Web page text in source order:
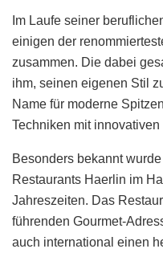
Im Laufe seiner
einigen der
zusammen. Die dabei
ihm, seinen eigenen Stil
Name für moderne
Techniken mit
Besonders bekannt
Restaurants Haerlin im
Jahreszeiten. Das
führenden Gourmet-
auch international einen